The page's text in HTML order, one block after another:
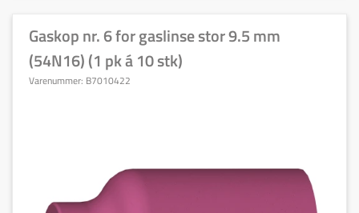
Gaskop nr. 6 for gaslinse stor 9.5 mm
(54N16) (1 pk á 10 stk)
Varenummer: B7010422